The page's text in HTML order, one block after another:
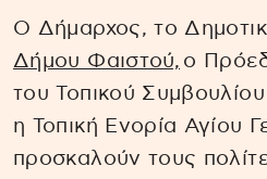
Ο Δήμαρχος, το
Δήμου Φαιστού, ο
του Τοπικού
η Τοπική Ενορία Αγίου
προσκαλούν τους